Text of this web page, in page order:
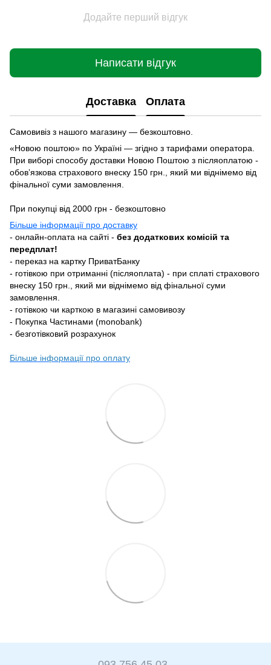
Додайте перший відгук
Написати відгук
Доставка Оплата
Самовивіз з нашого магазину — безкоштовно.
«Новою поштою» по Україні — згідно з тарифами оператора.
При виборі способу доставки Новою Поштою з післяоплатою -
обовʼязкова страхового внеску 150 грн., який ми віднімемо від
фінальної суми замовлення.
При покупці від 2000 грн - безкоштовно
Більше інформації про доставку
- онлайн-оплата на сайті - без додаткових комісій та
передплат!
- переказ на картку ПриватБанку
- готівкою при отриманні (післяоплата) - при сплаті страхового
внеску 150 грн., який ми віднімемо від фінальної суми
замовлення.
- готівкою чи карткою в магазині самовивозу
- Покупка Частинами (monobank)
- безготівковий розрахунок
Більше інформації про оплату